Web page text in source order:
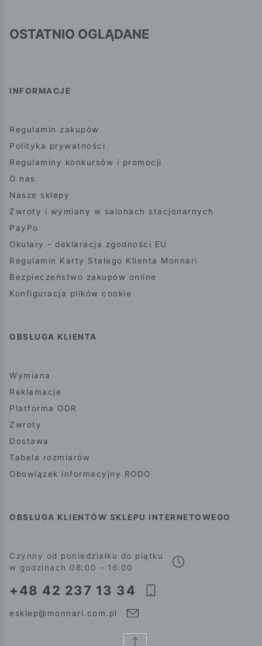
OSTATNIO OGLĄDANE
INFORMACJE
Regulamin zakupów
Polityka prywatności
Regulaminy konkursów i promocji
O nas
Nasze sklepy
Zwroty i wymiany w salonach stacjonarnych
PayPo
Okulary - deklaracja zgodności EU
Regulamin Karty Stałego Klienta Monnari
Bezpieczeństwo zakupów online
Konfiguracja plików cookie
OBSŁUGA KLIENTA
Wymiana
Reklamacje
Platforma ODR
Zwroty
Dostawa
Tabela rozmiarów
Obowiązek informacyjny RODO
OBSŁUGA KLIENTÓW SKLEPU INTERNETOWEGO
Czynny od poniedziałku do piątku
w godzinach 08:00 - 16:00
+48 42 237 13 34
esklep@monnari.com.pl